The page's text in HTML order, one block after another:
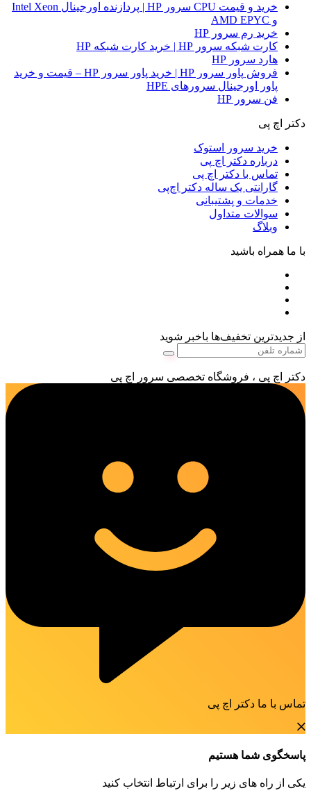
خرید و قیمت CPU سرور HP | پردازنده اورجینال Intel Xeon
و AMD EPYC
خرید رم سرور HP
کارت شبکه سرور HP | خرید کارت شبکه HP
هارد سرور HP
فروش پاور سرور HP | خرید پاور سرور HP – قیمت و خرید
پاور اورجینال سرورهای HPE
فن سرور HP
دکتر اچ پی
خرید سرور استوک
درباره دکتر اچ پی
تماس با دکتر اچ پی
گارانتی یک ساله دکتر اچ‌پی
خدمات و پشتیبانی
سوالات متداول
وبلاگ
با ما همراه باشید
از جدیدترین تخفیف‌ها باخبر شوید
دکتر اچ پی ، فروشگاه تخصصی سرور اچ پی
تماس با ما دکتر اچ پی
پاسخگوی شما هستیم
یکی از راه های زیر را برای ارتباط انتخاب کنید